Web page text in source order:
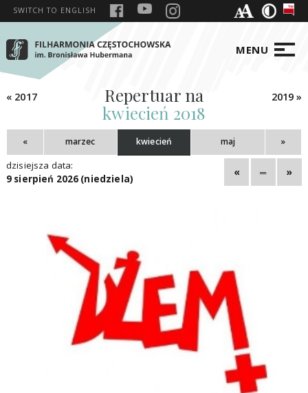
MENU
SWITCH TO ENGLISH
« 2017
Repertuar na
kwiecień 2018
2019 »
« marzec kwiecień maj »
dzisiejsza data:
9 sierpień 2026 (niedziela)
»
═
«